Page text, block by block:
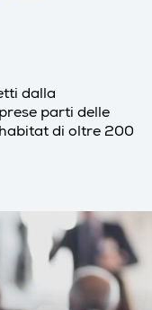
dalla
parti delle
di oltre 200